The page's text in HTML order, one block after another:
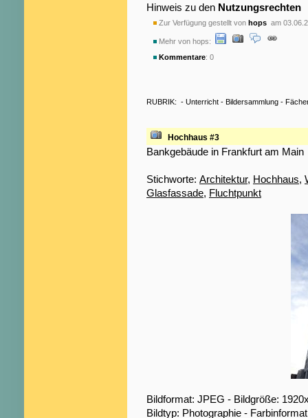
Hinweis zu den Nutzungsrechten
Zur Verfügung gestellt von hops am
Mehr von hops:
Kommentare: 0
RUBRIK: - Unterricht - Bildersammlung -
Hochhaus #3
Bankgebäude in Frankfurt am Main
Stichworte: Architektur, Hochhaus,
Glasfassade, Fluchtpunkt
Bildformat: JPEG - Bildgröße:
Bildtyp: Photographie -